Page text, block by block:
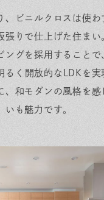
、ビニルクロスは使わ
張りで仕上げた住まい
ングを採用することで
るく開放的なLDKを実
、和モダンの風格を感
いも魅力です。